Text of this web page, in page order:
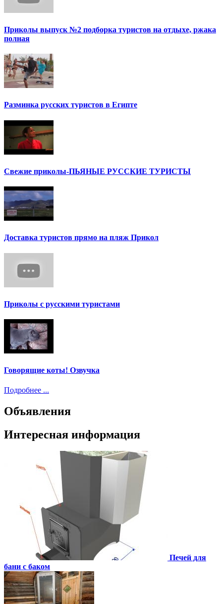
Приколы выпуск №2 подборка туристов на отдыхе, ржака
полная
Разминка русских туристов в Египте
Cвежие приколы-ПЬЯНЫЕ РУССКИЕ ТУРИСТЫ
Доставка туристов прямо на пляж Прикол
Приколы с русскими туристами
Говорящие коты! Озвучка
Подробнее ...
Объявления
Интересная информация
Печей для
бани с баком